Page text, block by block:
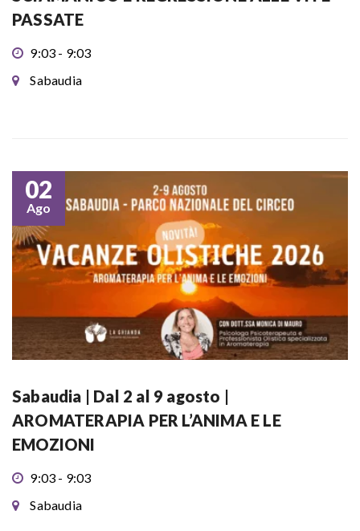
PASSATE
9:03 - 9:03
Sabaudia
02
Ago
Sabaudia | Dal 2 al 9 agosto |
AROMATERAPIA PER L’ANIMA E LE
EMOZIONI
9:03 - 9:03
Sabaudia